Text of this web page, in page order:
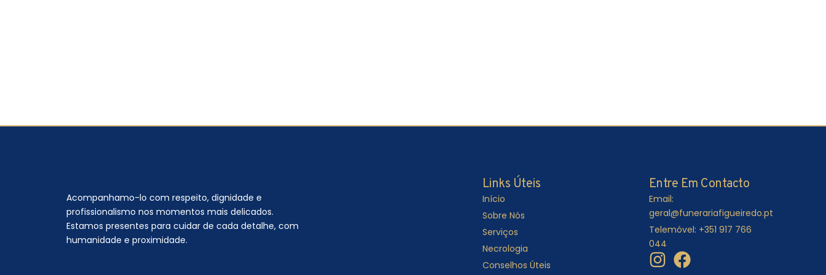
Acompanhamo-lo com respeito, dignidade e
profissionalismo nos momentos mais delicados.
Estamos presentes para cuidar de cada detalhe, com
humanidade e proximidade.
Links Úteis
Início
Sobre Nós
Serviços
Necrologia
Conselhos Úteis
Entre Em Contacto
Email:
geral@funerariafigueiredo.pt
Telemóvel: +351 917 766
044